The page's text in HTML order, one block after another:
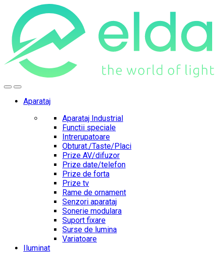
navigation
content
Aparataj
Aparataj Industrial
Functii speciale
Intrerupatoare
Obturat./Taste/Placi
Prize AV/difuzor
Prize date/telefon
Prize de forta
Prize tv
Rame de ornament
Senzori aparataj
Sonerie modulara
Suport fixare
Surse de lumina
Variatoare
Iluminat